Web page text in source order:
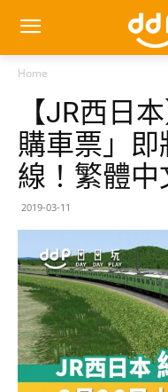
Home
【JR西日
購車票」
線！繁體中
2019-03-11